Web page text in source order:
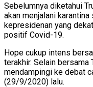
Sebelumnya diketahui
akan menjalani
kepresidenan yang
positif Covid-19.
Hope cukup intens
terakhir. Selain bersama
mendampingi ke debat
(29/9/2020) lalu.